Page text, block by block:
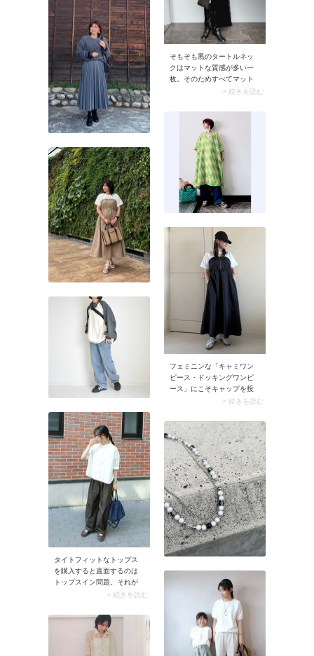
そもそも黒のタートルネッ
クはマットな質感が多い一
枚。そのためすべてマット
素材でまとめると顔映りが
とも。そこでおすすめなの
がツヤ素材をプラスする着
こなしです。ベロアやサテ
ンなどツヤ感のある素材の
服を合わせれば、コーデの
華やぎがアップ。素材でコ
ントラストをつけること
で、黒1色でもあか抜けた印
象に決まります。例えば黒
タートルネックをインナー
ワンピースを重ねる着こな
しはシックさと女性らしさ
を両立。ちょっとおめかし
したい日にもぴったりなコ
ンビです。
> 続きを読む
フェミニンな「キャミワン
ピース・ドッキングワンピ
ース」にこそキャップを投
入。爽やかなキャップが引
スの甘さが抑えられます。
ここに合わせる靴はスニー
カーが最適。アクティブな
ムードが加わり、ヘルシー
なコーデに決まりますよ。
> 続きを読む
タイトフィットなトップス
を購入すると直面するのは
トップスイン問題。それが
原因で朝のボトム選びに時
せんか？そんな方におすす
めなのが、裾出しがきれい
に見えるトップス。例えば
ボックスシルエットのプレ
> 続きを読む